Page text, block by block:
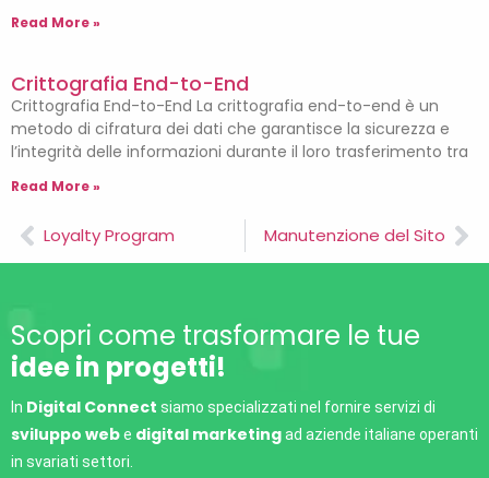
Read More »
Crittografia End-to-End
Crittografia End-to-End La crittografia end-to-end è un
metodo di cifratura dei dati che garantisce la sicurezza e
l’integrità delle informazioni durante il loro trasferimento tra
Read More »
Loyalty Program Manutenzione del Sito
Scopri come trasformare le tue
idee in progetti!
In Digital Connect siamo specializzati nel fornire servizi di
sviluppo webe digital marketingad aziende italiane operanti
in svariati settori.